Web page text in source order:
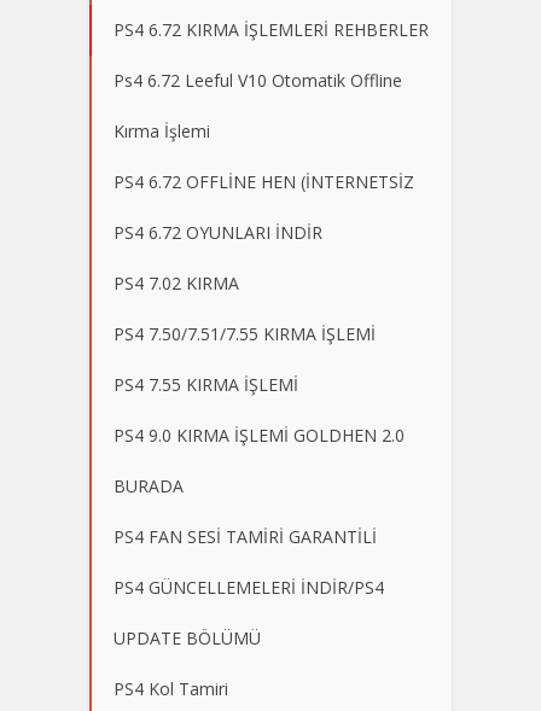
PS4 6.72 KIRMA İŞLEMLERİ REHBERLER
Ps4 6.72 Leeful V10 Otomatik Offline
Kırma İşlemi
PS4 6.72 OFFLİNE HEN (İNTERNETSİZ
PS4 6.72 OYUNLARI İNDİR
PS4 7.02 KIRMA
PS4 7.50/7.51/7.55 KIRMA İŞLEMİ
PS4 7.55 KIRMA İŞLEMİ
PS4 9.0 KIRMA İŞLEMİ GOLDHEN 2.0
BURADA
PS4 FAN SESİ TAMİRİ GARANTİLİ
PS4 GÜNCELLEMELERİ İNDİR/PS4
UPDATE BÖLÜMÜ
PS4 Kol Tamiri